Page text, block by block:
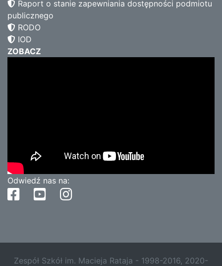
Raport o stanie zapewniania dostępności podmiotu
publicznego
RODO
IOD
ZOBACZ
Odwiedź nas na:
Zespół Szkół im. Macieja Rataja - 1998-2016, 2020-